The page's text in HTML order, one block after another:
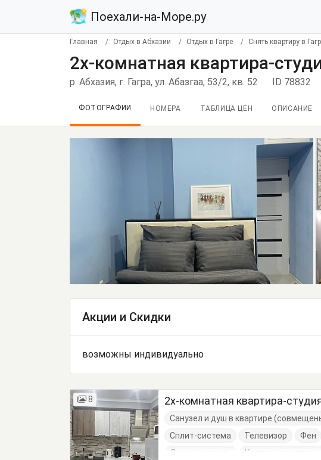
Поехали-на-Море.ру
Главная Отдых в Абхазии Отдых в Гагре Снять квартиру в
2х-комнатная квартира-
р. Абхазия, г. Гагра, ул. Абазгаа, 53/2, кв. 52 ID 78832
ФОТОГРАФИИ НОМЕРА ТАБЛИЦА ЦЕН ОПИСАНИЕ
Акции и Скидки
возможны индивидуально
8 2х-комнатная квартира-
Санузел и душ в квартире
Сплит-система
Телевизор Фен
Диван-кровать
Кровать